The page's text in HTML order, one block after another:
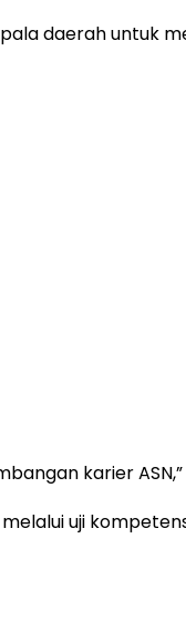
daerah untuk
karier ASN,”
uji